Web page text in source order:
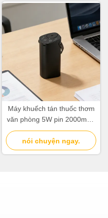
Máy khuếch tán thuốc thơm
văn phòng 5W pin 2000mAh
cho dầu thiết yếu tinh khiết
nói chuyện ngay.